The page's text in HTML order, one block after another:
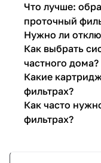
Что лучше:
проточный
Нужно ли
Как выбрать
частного дома?
Какие
фильтрах?
Как часто
фильтрах?